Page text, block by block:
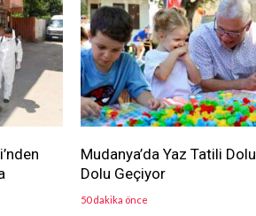
Mudanya’da Yaz Tatili Dolu
Dolu Geçiyor
50 dakika önce